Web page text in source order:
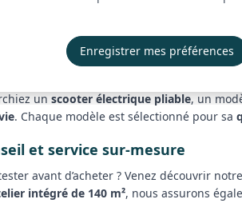
autonomieet à uneconduite fluide, ils
adaptée à chaque besoin
un scooter électrique pliable, un
. Chaque modèle est sélectionné pour sa
et service sur-mesure
avant d’acheter ? Venez découvrir notre
intégré de 140 m², nous assurons
Enregistrer mes préférences